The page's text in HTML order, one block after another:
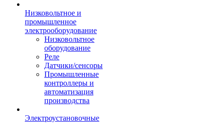
Низковольтное и
промышленное
электрооборудование
Низковольтное
оборудование
Реле
Датчики/сенсоры
Промышленные
контроллеры и
автоматизация
производства
Электроустановочные